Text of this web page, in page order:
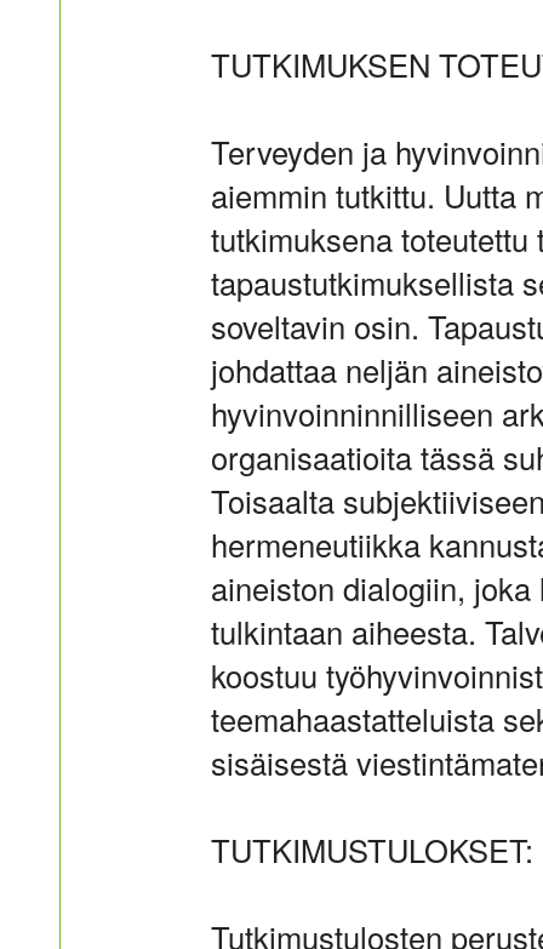
TUTKIMUKSEN
Terveyden ja
aiemmin tutkittu. Uutta
tutkimuksena toteutettu
tapaustutkimuksellista
soveltavin osin.
johdattaa neljän
hyvinvoinninnilliseen
organisaatioita tässä
Toisaalta
hermeneutiikka
aineiston dialogiin,
tulkintaan aiheesta.
koostuu
teemahaastatteluista
sisäisestä
TUTKIMUSTULOKSET:
Tutkimustulosten